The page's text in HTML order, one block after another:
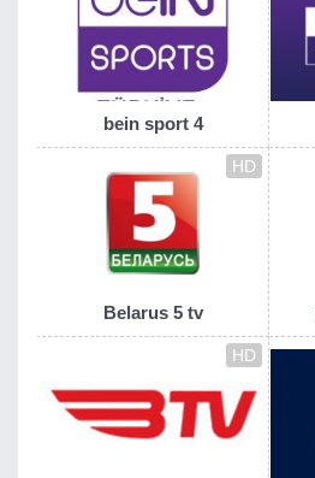
bein sport 4
HD
Belarus 5 tv
HD